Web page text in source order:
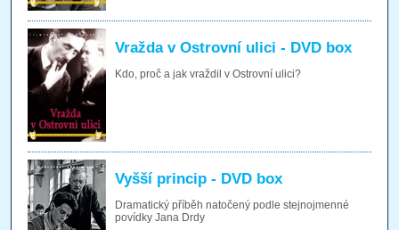
Vražda v Ostrovní ulici - DVD box
Kdo, proč a jak vraždil v Ostrovní ulici?
Vyšší princip - DVD box
Dramatický příběh natočený podle stejnojmenné
povídky Jana Drdy